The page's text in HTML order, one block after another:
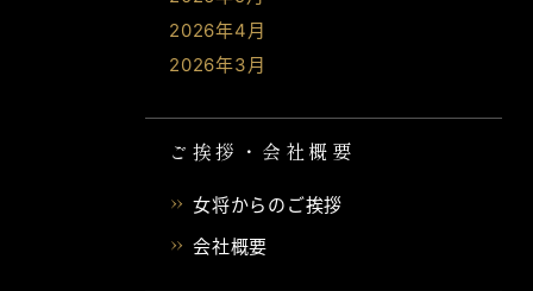
2026年4月
2026年3月
ご挨拶・会社概要
女将からのご挨拶
会社概要